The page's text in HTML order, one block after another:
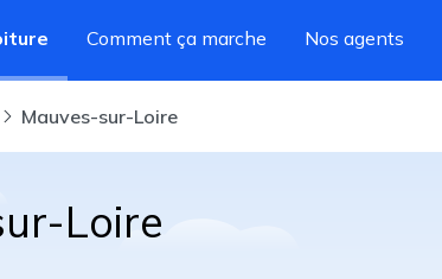
Comment ça marche Nos agents
Mauves-sur-Loire
Loire